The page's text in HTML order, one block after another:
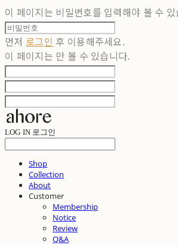
이 페이지는 비밀번호를 입력해야 볼 수
먼저 로그인 후 이용해주세요.
이 페이지는 만 볼 수 있습니다.
LOG IN 로그인
Shop
Collection
About
Customer
Membership
Notice
Review
Q&A